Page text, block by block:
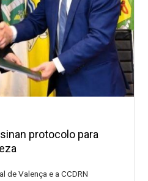
protocolo para
de Valença e a CCDRN